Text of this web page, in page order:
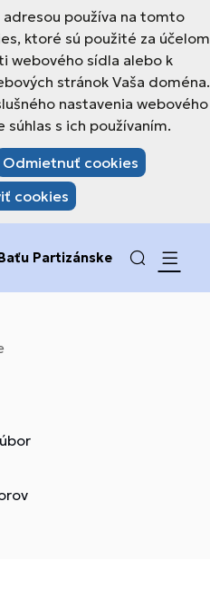
adresou používa na tomto
ktoré sú použité za účelom
webového sídla alebo k
stránok Vaša doména.
nastavenia webového
s ich používaním.
Odmietnuť cookies
cookies
Partizánske